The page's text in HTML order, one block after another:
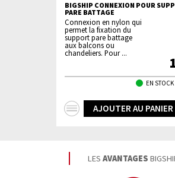
BIGSHIP CONNEXION POUR
PARE BATTAGE
Connexion en nylon qui
permet la fixation du
support pare battage
aux balcons ou
chandeliers. Pour ...
EN
AJOUTER AU PANIER
LES AVANTAGES